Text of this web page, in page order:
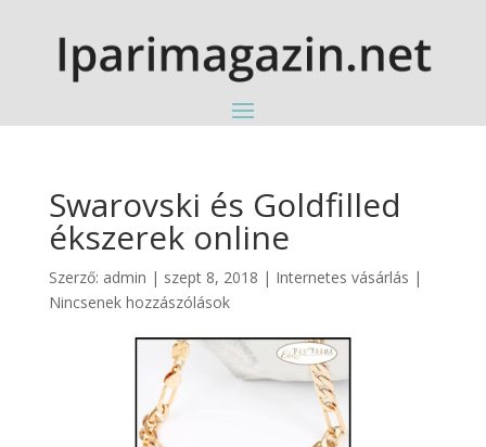
Swarovski és Goldfilled
ékszerek online
Szerző: admin | szept 8, 2018 | Internetes vásárlás |
Nincsenek hozzászólások